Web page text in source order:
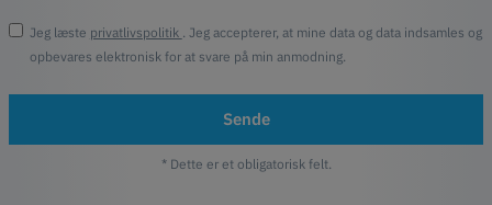
Jeg læste privatlivspolitik
. Jeg accepterer, at mine data og data indsamles og
opbevares elektronisk for at svare på min anmodning.
Sende
* Dette er et obligatorisk felt.